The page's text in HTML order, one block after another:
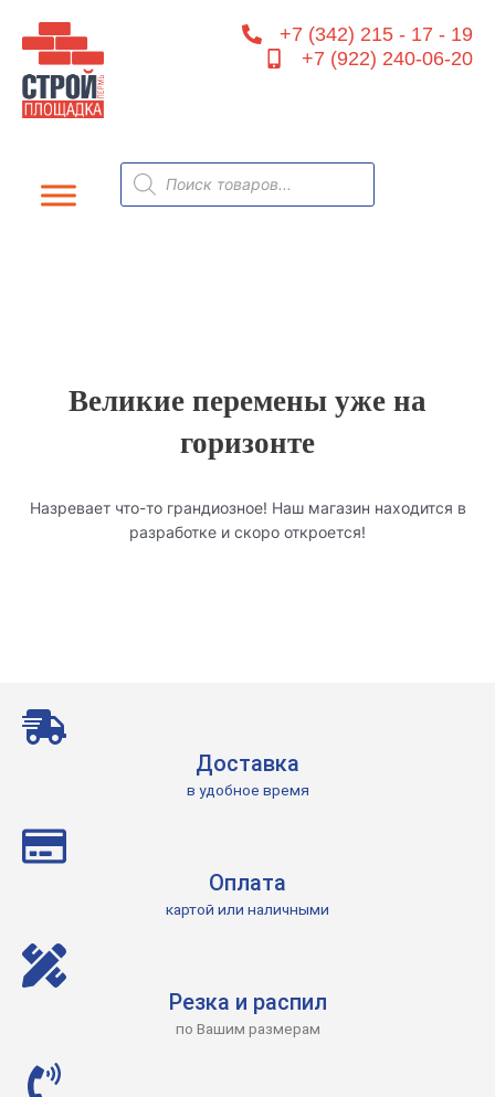
содержимому
+7 (342) 215 - 17 - 19
+7 (922) 240-06-20
Поиск
товаров
Великие перемены уже на
горизонте
Назревает что-то грандиозное! Наш магазин находится в
разработке и скоро откроется!
Доставка
в удобное время
Оплата
картой или наличными
Резка и распил
по Вашим размерам